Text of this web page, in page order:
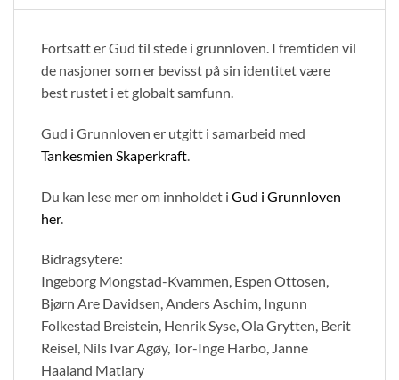
Fortsatt er Gud til stede i grunnloven. I fremtiden vil
de nasjoner som er bevisst på sin identitet være
best rustet i et globalt samfunn.
Gud i Grunnloven er utgitt i samarbeid med
Tankesmien Skaperkraft.
Du kan lese mer om innholdet i Gud i Grunnloven
her.
Bidragsytere:
Ingeborg Mongstad-Kvammen, Espen Ottosen,
Bjørn Are Davidsen, Anders Aschim, Ingunn
Folkestad Breistein, Henrik Syse, Ola Grytten, Berit
Reisel, Nils Ivar Agøy, Tor-Inge Harbo, Janne
Haaland Matlary